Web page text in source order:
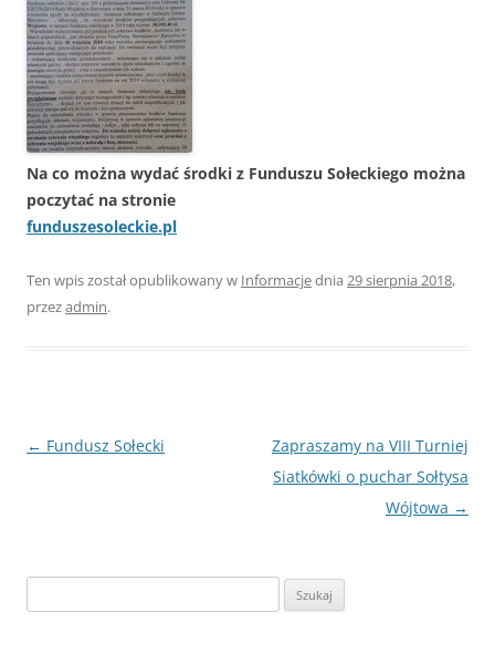
Na co można wydać środki z Funduszu Sołeckiego można
poczytać na stronie
funduszesoleckie.pl
Ten wpis został opublikowany w Informacjednia 29 sierpnia 2018,
przezadmin.
Nawigacja
← Fundusz Sołecki
Zapraszamy na VIII Turniej
Siatkówki o puchar Sołtysa
Wójtowa →